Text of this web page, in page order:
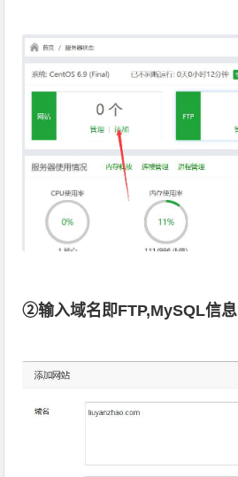
②输入域名即FTP,MySQL信息